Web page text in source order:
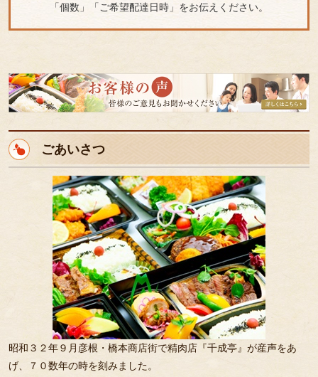
「個数」「ご希望配達日時」をお伝えください。
皆
様
の
ご
意
見
ごあいさつ
昭和３２年９月彦根・橋本商店街で精肉店『千成亭』が産声をあ
げ、７０数年の時を刻みました。